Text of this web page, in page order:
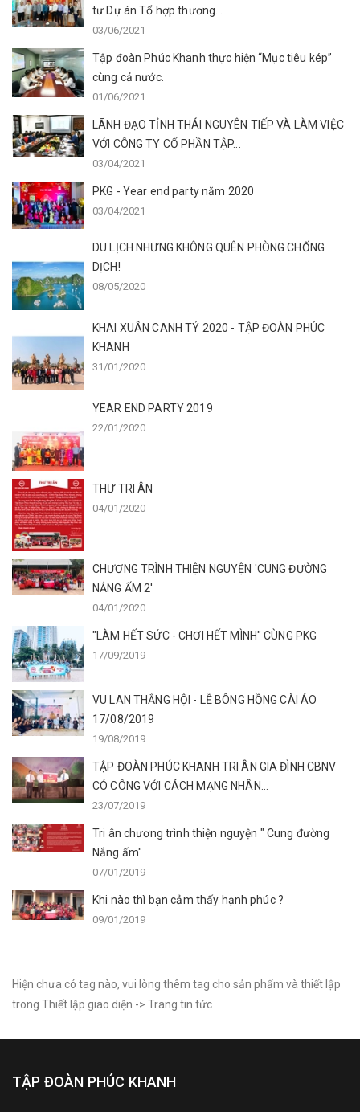
tư Dự án Tổ hợp thương...
03/06/2021
Tập đoàn Phúc Khanh thực hiện “Mục tiêu kép”
cùng cả nước.
01/06/2021
LÃNH ĐẠO TỈNH THÁI NGUYÊN TIẾP VÀ LÀM VIỆC
VỚI CÔNG TY CỔ PHẦN TẬP...
03/04/2021
PKG - Year end party năm 2020
03/04/2021
DU LỊCH NHƯNG KHÔNG QUÊN PHÒNG CHỐNG
DỊCH!
08/05/2020
KHAI XUÂN CANH TÝ 2020 - TẬP ĐOÀN PHÚC
KHANH
31/01/2020
YEAR END PARTY 2019
22/01/2020
THƯ TRI ÂN
04/01/2020
CHƯƠNG TRÌNH THIỆN NGUYỆN 'CUNG ĐƯỜNG
NẮNG ẤM 2'
04/01/2020
"LÀM HẾT SỨC - CHƠI HẾT MÌNH" CÙNG PKG
17/09/2019
VU LAN THẮNG HỘI - LỄ BÔNG HỒNG CÀI ÁO
17/08/2019
19/08/2019
TẬP ĐOÀN PHÚC KHANH TRI ÂN GIA ĐÌNH CBNV
CÓ CÔNG VỚI CÁCH MẠNG NHÂN...
23/07/2019
Tri ân chương trình thiện nguyện " Cung đường
Nắng ấm"
07/01/2019
Khi nào thì bạn cảm thấy hạnh phúc ?
09/01/2019
Hiện chưa có tag nào, vui lòng thêm tag cho sản phẩm và thiết lập
trong Thiết lập giao diện -> Trang tin tức
TẬP ĐOÀN PHÚC KHANH